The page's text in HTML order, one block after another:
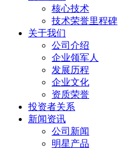
核心技术
技术荣誉里程碑
关于我们
公司介绍
企业领军人
发展历程
企业文化
资质荣誉
投资者关系
新闻资讯
公司新闻
明星产品